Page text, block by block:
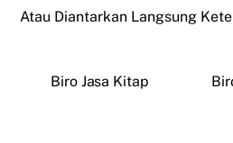
Atau Diantarkan Langsung
Biro Jasa Kitap